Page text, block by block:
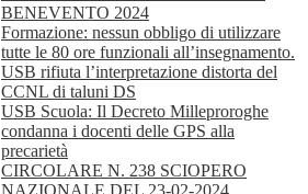
BENEVENTO 2024
Formazione: nessun obbligo di utilizzare
tutte le 80 ore funzionali all’insegnamento.
USB rifiuta l’interpretazione distorta del
CCNL di taluni DS
USB Scuola: Il Decreto Milleproroghe
condanna i docenti delle GPS alla
precarietà
CIRCOLARE N. 238 SCIOPERO